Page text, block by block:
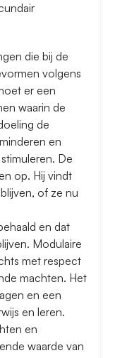
die bij de
volgens
er een
waarin de
de
en
De
op. Hij vindt
of ze nu
en dat
Modulaire
met respect
machten. Het
en een
en leren.
en
waarde van